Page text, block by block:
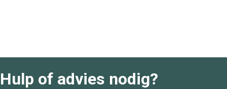
Hulp of advies nodig?